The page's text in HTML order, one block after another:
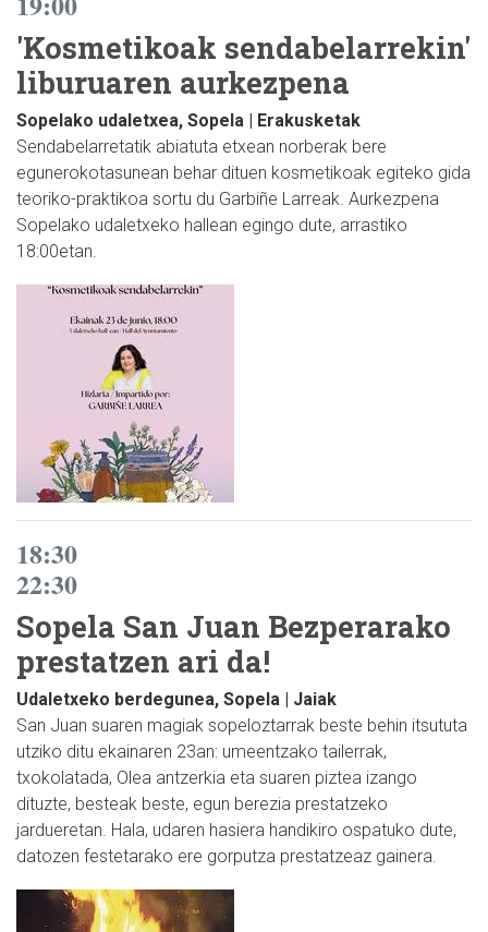
'Kosmetikoak sendabelarrekin'
liburuaren aurkezpena
Sopelako udaletxea, Sopela | Erakusketak
Sendabelarretatik abiatuta etxean norberak bere
egunerokotasunean behar dituen kosmetikoak egiteko gida
teoriko-praktikoa sortu du Garbiñe Larreak. Aurkezpena
Sopelako udaletxeko hallean egingo dute, arrastiko
18:00etan.
18:30
22:30
Sopela San Juan Bezperarako
prestatzen ari da!
Udaletxeko berdegunea, Sopela | Jaiak
San Juan suaren magiak sopeloztarrak beste behin itsututa
utziko ditu ekainaren 23an: umeentzako tailerrak,
txokolatada, Olea antzerkia eta suaren piztea izango
dituzte, besteak beste, egun berezia prestatzeko
jardueretan. Hala, udaren hasiera handikiro ospatuko dute,
datozen festetarako ere gorputza prestatzeaz gainera.